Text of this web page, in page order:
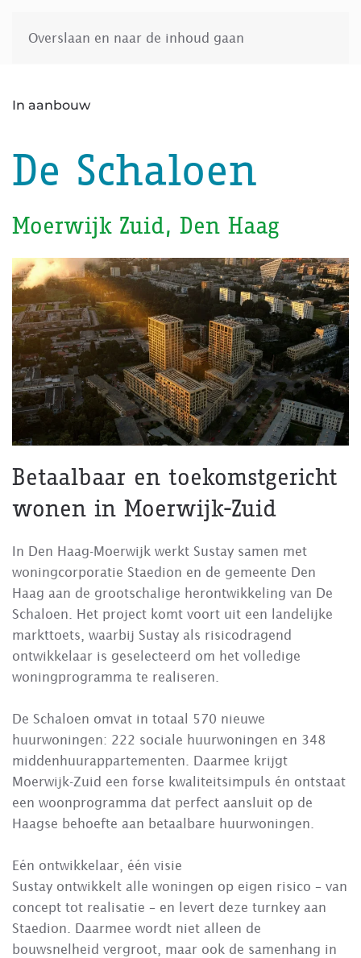
Overslaan en naar de inhoud gaan
In aanbouw
De Schaloen
Moerwijk Zuid, Den Haag
Betaalbaar en toekomstgericht
wonen in Moerwijk-Zuid
In Den Haag-Moerwijk werkt Sustay samen met
woningcorporatie Staedion en de gemeente Den
Haag aan de grootschalige herontwikkeling van De
Schaloen. Het project komt voort uit een landelijke
markttoets, waarbij Sustay als risicodragend
ontwikkelaar is geselecteerd om het volledige
woningprogramma te realiseren.
De Schaloen omvat in totaal 570 nieuwe
huurwoningen: 222 sociale huurwoningen en 348
middenhuurappartementen. Daarmee krijgt
Moerwijk-Zuid een forse kwaliteitsimpuls én ontstaat
een woonprogramma dat perfect aansluit op de
Haagse behoefte aan betaalbare huurwoningen.
Eén ontwikkelaar, één visie
Sustay ontwikkelt alle woningen op eigen risico – van
concept tot realisatie – en levert deze turnkey aan
Staedion. Daarmee wordt niet alleen de
bouwsnelheid vergroot, maar ook de samenhang in